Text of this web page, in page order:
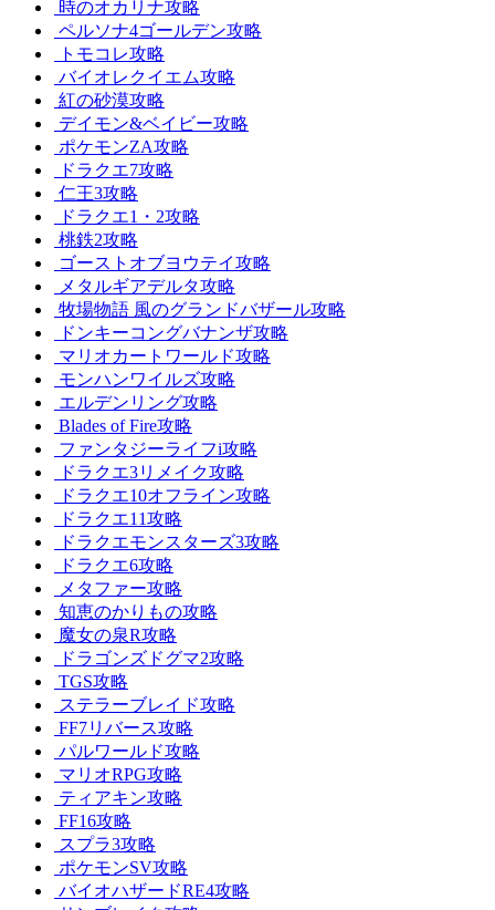
時のオカリナ攻略
ペルソナ4ゴールデン攻略
トモコレ攻略
バイオレクイエム攻略
紅の砂漠攻略
デイモン&ベイビー攻略
ポケモンZA攻略
ドラクエ7攻略
仁王3攻略
ドラクエ1・2攻略
桃鉄2攻略
ゴーストオブヨウテイ攻略
メタルギアデルタ攻略
牧場物語 風のグランドバザール攻略
ドンキーコングバナンザ攻略
マリオカートワールド攻略
モンハンワイルズ攻略
エルデンリング攻略
Blades of Fire攻略
ファンタジーライフi攻略
ドラクエ3リメイク攻略
ドラクエ10オフライン攻略
ドラクエ11攻略
ドラクエモンスターズ3攻略
ドラクエ6攻略
メタファー攻略
知恵のかりもの攻略
魔女の泉R攻略
ドラゴンズドグマ2攻略
TGS攻略
ステラーブレイド攻略
FF7リバース攻略
パルワールド攻略
マリオRPG攻略
ティアキン攻略
FF16攻略
スプラ3攻略
ポケモンSV攻略
バイオハザードRE4攻略